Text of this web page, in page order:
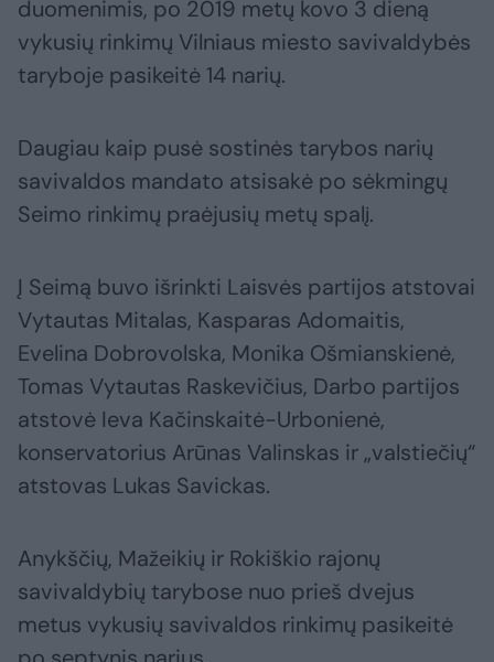
duomenimis, po 2019 metų kovo 3 dieną
vykusių rinkimų Vilniaus miesto savivaldybės
taryboje pasikeitė 14 narių.
Daugiau kaip pusė sostinės tarybos narių
savivaldos mandato atsisakė po sėkmingų
Seimo rinkimų praėjusių metų spalį.
Į Seimą buvo išrinkti Laisvės partijos atstovai
Vytautas Mitalas, Kasparas Adomaitis,
Evelina Dobrovolska, Monika Ošmianskienė,
Tomas Vytautas Raskevičius, Darbo partijos
atstovė Ieva Kačinskaitė-Urbonienė,
konservatorius Arūnas Valinskas ir „valstiečių“
atstovas Lukas Savickas.
Anykščių, Mažeikių ir Rokiškio rajonų
savivaldybių tarybose nuo prieš dvejus
metus vykusių savivaldos rinkimų pasikeitė